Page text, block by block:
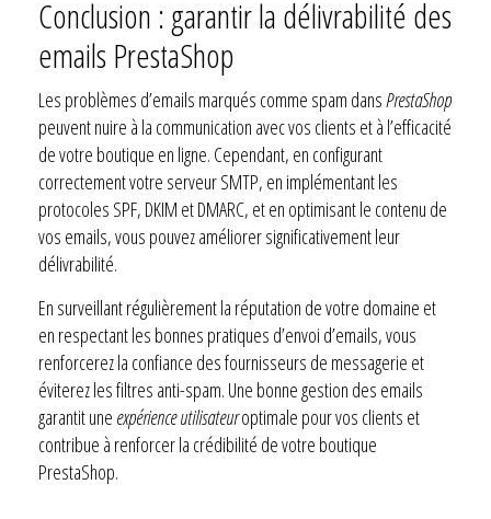
Conclusion : garantir la délivrabilité des
emails PrestaShop
Les problèmes d’emails marqués comme spam dansPrestaShop
peuvent nuire à la communication avec vos clients et à l’efficacité
de votre boutique en ligne. Cependant, en configurant
correctement votre serveur SMTP, en implémentant les
protocoles SPF, DKIM et DMARC, et en optimisant le contenu de
vos emails, vous pouvez améliorer significativement leur
délivrabilité.
En surveillant régulièrement la réputation de votre domaine et
en respectant les bonnes pratiques d’envoi d’emails, vous
renforcerez la confiance des fournisseurs de messagerie et
éviterez les filtres anti-spam. Une bonne gestion des emails
garantit une expérience utilisateuroptimale pour vos clients et
contribue à renforcer la crédibilité de votre boutique
PrestaShop.